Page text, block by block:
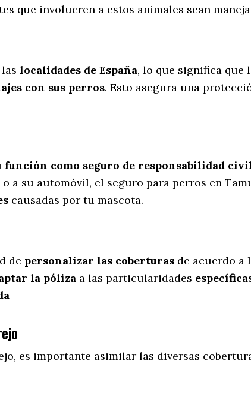
que involucren a estos animales sean
localidades de España, lo que significa que
con sus perros. Esto asegura una
función como seguro de responsabilidad
a su automóvil, el seguro para perros en
causadas por tu mascota.
de personalizar las coberturas de acuerdo a
la póliza a las particularidades
, es importante asimilar las diversas